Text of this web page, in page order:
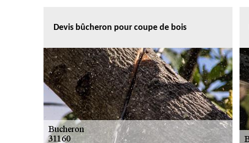
Devis bûcheron pour coupe de bois